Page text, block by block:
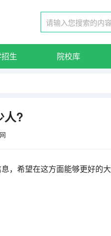
生 院校库
人?
，希望在这方面能够更好的大